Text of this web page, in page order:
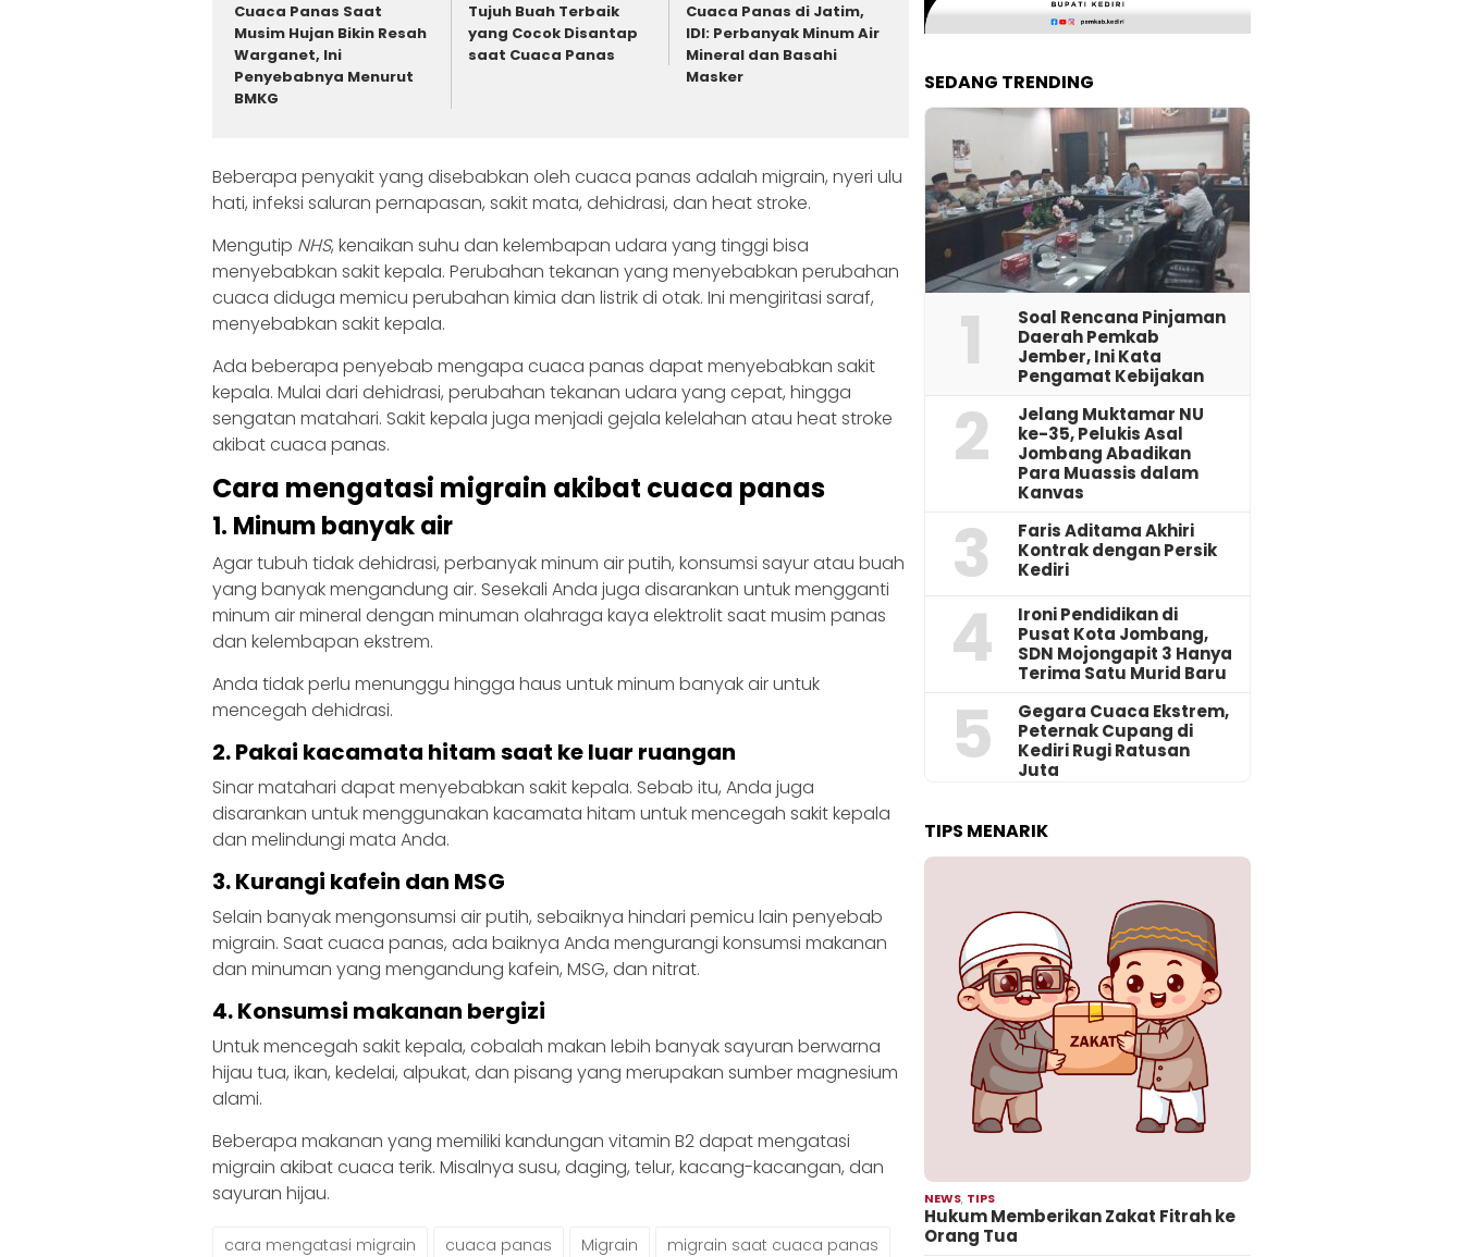
Cuaca Panas Saat
Musim Hujan Bikin Resah
Warganet, Ini
Penyebabnya Menurut
BMKG
Tujuh Buah Terbaik
yang Cocok Disantap
saat Cuaca Panas
Cuaca Panas di Jatim,
IDI: Perbanyak Minum Air
Mineral dan Basahi
Masker
Beberapa penyakit yang disebabkan oleh cuaca panas adalah migrain, nyeri ulu
hati, infeksi saluran pernapasan, sakit mata, dehidrasi, dan heat stroke.
Mengutip NHS, kenaikan suhu dan kelembapan udara yang tinggi bisa
menyebabkan sakit kepala. Perubahan tekanan yang menyebabkan perubahan
cuaca diduga memicu perubahan kimia dan listrik di otak. Ini mengiritasi saraf,
menyebabkan sakit kepala.
Ada beberapa penyebab mengapa cuaca panas dapat menyebabkan sakit
kepala. Mulai dari dehidrasi, perubahan tekanan udara yang cepat, hingga
sengatan matahari. Sakit kepala juga menjadi gejala kelelahan atau heat stroke
akibat cuaca panas.
Cara mengatasi migrain akibat cuaca panas
1. Minum banyak air
Agar tubuh tidak dehidrasi, perbanyak minum air putih, konsumsi sayur atau buah
yang banyak mengandung air. Sesekali Anda juga disarankan untuk mengganti
minum air mineral dengan minuman olahraga kaya elektrolit saat musim panas
dan kelembapan ekstrem.
Anda tidak perlu menunggu hingga haus untuk minum banyak air untuk
mencegah dehidrasi.
2. Pakai kacamata hitam saat ke luar ruangan
Sinar matahari dapat menyebabkan sakit kepala. Sebab itu, Anda juga
disarankan untuk menggunakan kacamata hitam untuk mencegah sakit kepala
dan melindungi mata Anda.
3. Kurangi kafein dan MSG
Selain banyak mengonsumsi air putih, sebaiknya hindari pemicu lain penyebab
migrain. Saat cuaca panas, ada baiknya Anda mengurangi konsumsi makanan
dan minuman yang mengandung kafein, MSG, dan nitrat.
4. Konsumsi makanan bergizi
Untuk mencegah sakit kepala, cobalah makan lebih banyak sayuran berwarna
hijau tua, ikan, kedelai, alpukat, dan pisang yang merupakan sumber magnesium
alami.
Beberapa makanan yang memiliki kandungan vitamin B2 dapat mengatasi
migrain akibat cuaca terik. Misalnya susu, daging, telur, kacang-kacangan, dan
sayuran hijau.
cara mengatasi migrain cuaca panas Migrain
migrain saat cuaca panas
SEDANG TRENDING
1
‎Soal Rencana Pinjaman
Daerah Pemkab
Jember, Ini Kata
Pengamat Kebijakan ‎
2
Jelang Muktamar NU
ke-35, Pelukis Asal
Jombang Abadikan
Para Muassis dalam
Kanvas
3
Faris Aditama Akhiri
Kontrak dengan Persik
Kediri
4
Ironi Pendidikan di
Pusat Kota Jombang,
SDN Mojongapit 3 Hanya
Terima Satu Murid Baru
5
‎Gegara Cuaca Ekstrem,
Peternak Cupang di
Kediri Rugi Ratusan
Juta
TIPS MENARIK
NEWS, TIPS
Hukum Memberikan Zakat Fitrah ke
Orang Tua